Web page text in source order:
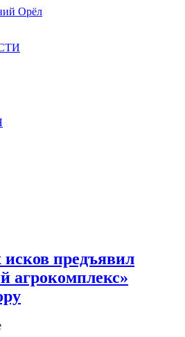
Орёл
предъявил
агрокомплекс»